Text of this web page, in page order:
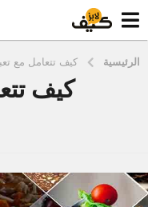
الرئيسية كيف تتعامل مع
كيف